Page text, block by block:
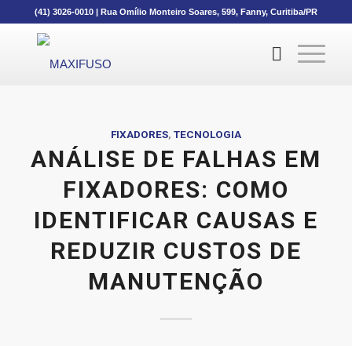
(41) 3026-0010| Rua Omílio Monteiro Soares, 599, Fanny, Curitiba/PR
FIXADORES, TECNOLOGIA
ANÁLISE DE FALHAS EM
FIXADORES: COMO
IDENTIFICAR CAUSAS E
REDUZIR CUSTOS DE
MANUTENÇÃO